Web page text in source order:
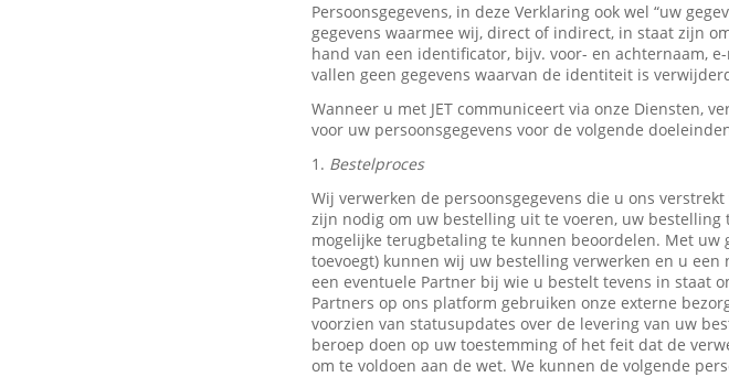
Persoonsgegevens, in deze Verklaring ook wel “uw
gegevens waarmee wij, direct of indirect, in staat zijn
hand van een identificator, bijv. voor- en achternaam,
vallen geen gegevens waarvan de identiteit is
Wanneer u met JET communiceert via onze Diensten,
voor uw persoonsgegevens voor de volgende
1. Bestelproces
Wij verwerken de persoonsgegevens die u ons
zijn nodig om uw bestelling uit te voeren, uw
mogelijke terugbetaling te kunnen beoordelen. Met
toevoegt) kunnen wij uw bestelling verwerken en u
een eventuele Partner bij wie u bestelt tevens in staat
Partners op ons platform gebruiken onze externe
voorzien van statusupdates over de levering van uw
beroep doen op uw toestemming of het feit dat de
om te voldoen aan de wet. We kunnen de volgende